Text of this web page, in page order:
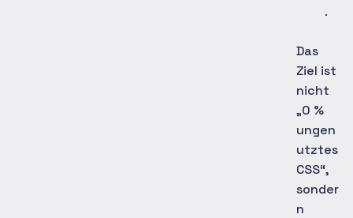
.
Das
Ziel ist
nicht
„0 %
ungen
utztes
CSS“,
sonder
n